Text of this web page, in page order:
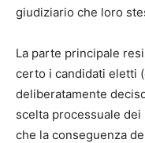
giudiziario che loro
La parte principale
certo i candidati eletti
deliberatamente
scelta processuale
che la conseguenza